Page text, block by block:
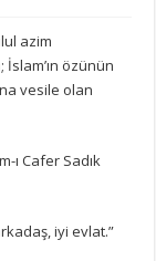
azim
özünün
vesile olan
ı Cafer Sadık
iyi evlat.”